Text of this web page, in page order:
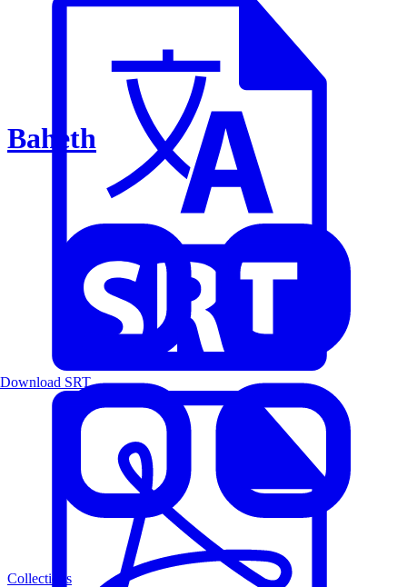
Baheth
Collections
Download SRT